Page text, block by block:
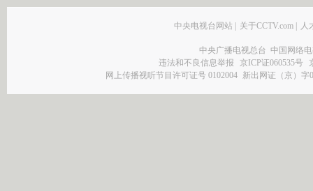
中央电视台网站 | 关于CCTV.com | 人
中央广播电视总台 中国网络
违法和不良信息举报
京ICP证060535号
网上传播视听节目许可证号 0102004 新出网证（京）